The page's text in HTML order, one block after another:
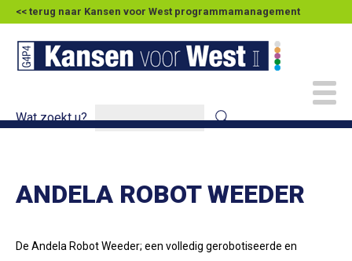
<< terug naar Kansen voor West programmamanagement
Wat zoekt u?
ANDELA ROBOT WEEDER
De Andela Robot Weeder; een volledig gerobotiseerde en